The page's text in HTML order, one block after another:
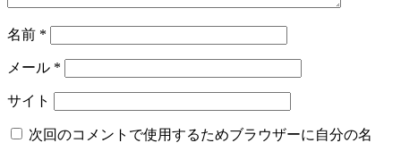
名前 *
メール *
サイト
次回のコメントで使用するためブラウザーに自分の名